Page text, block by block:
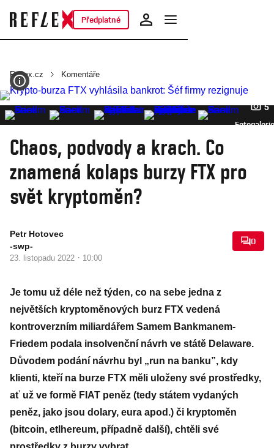
Předplatné
Reflex.cz Komentáře
5
Fotogalerie
Chaos, podvody a krach. Co
znamená kolaps burzy FTX pro
svět kryptoměn?
Petr Hotovec
-swp-
23. listopadu 2022 · 10:00
0
Je tomu už déle než týden, co na sebe jedna z
největších kryptoměnových burz FTX vedená
kontroverzním miliardářem Samem Bankmanem-
Friedem podala insolvenční návrh ve státě Delaware.
Důvodem podání návrhu byl „run na banku”, kdy
klienti, kteří na burze FTX měli uloženy své prostředky,
ať už ve formě FIAT peněz (tedy státem vydaných
peněz, jako jsou dolary, eura apod.) či kryptoměn
(bitcoin, etlhereum, případně další), chtěli své